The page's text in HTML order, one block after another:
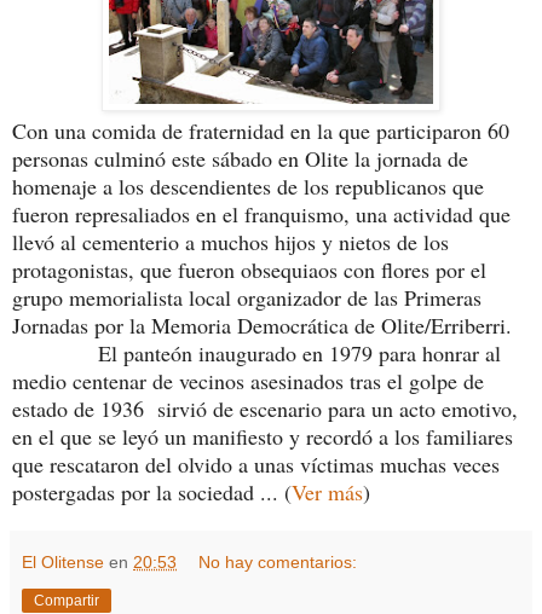
Con una comida de fraternidad en la que participaron 60
personas culminó este sábado en Olite la jornada de
homenaje a los descendientes de los republicanos que
fueron represaliados en el franquismo, una actividad que
llevó al cementerio a muchos hijos y nietos de los
protagonistas, que fueron obsequiaos con flores por el
grupo memorialista local organizador de las Primeras
Jornadas por la Memoria Democrática de Olite/Erriberri.
El panteón inaugurado en 1979 para honrar al
medio centenar de vecinos asesinados tras el golpe de
estado de 1936 sirvió de escenario para un acto emotivo,
en el que se leyó un manifiesto y recordó a los familiares
que rescataron del olvido a unas víctimas muchas veces
postergadas por la sociedad ... (Ver más)
El Olitense en 20:53 No hay comentarios:
Compartir